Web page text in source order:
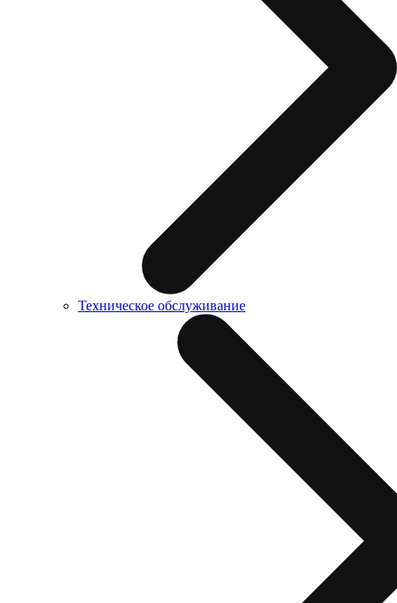
Техническое обслуживание